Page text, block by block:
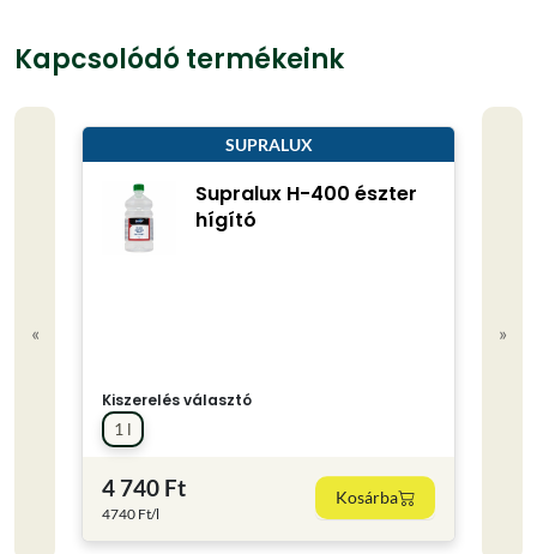
Kapcsolódó termékeink
«
SUPRALUX
Supralux H-400 észter
hígító
Kiszerelés választó
1 l
4 740 Ft
4740 Ft/l
Kosárba
»